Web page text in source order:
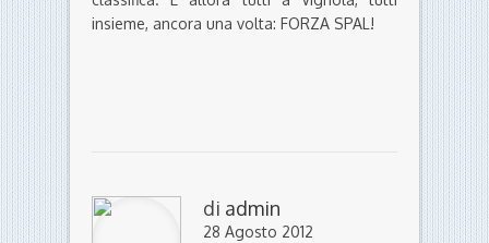
insieme, ancora una volta: FORZA SPAL!
di admin
28 Agosto 2012